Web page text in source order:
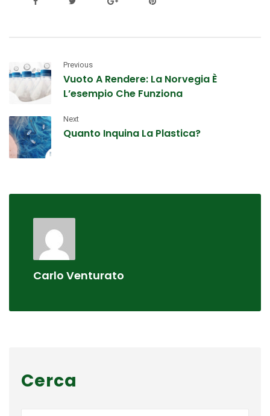
Previous
Vuoto A Rendere: La Norvegia È
L’esempio Che Funziona
Next
Quanto Inquina La Plastica?
Carlo Venturato
Cerca